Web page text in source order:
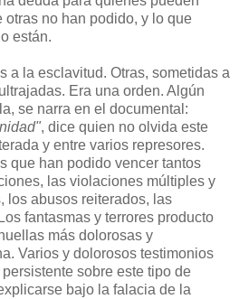
otras no han podido, y lo que
están.
a la esclavitud. Otras, sometidas a
Era una orden. Algún
se narra en el documental:
, dice quien no olvida este
y entre varios represores.
que han podido vencer tantos
las violaciones múltiples y
los abusos reiterados, las
fantasmas y terrores producto
más dolorosas y
Varios y dolorosos testimonios
sobre este tipo de
bajo la falacia de la